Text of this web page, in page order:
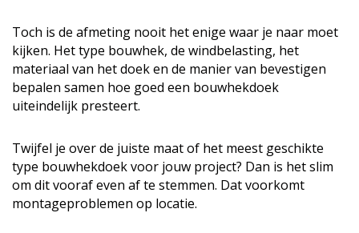
Toch is de afmeting nooit het enige waar je naar moet
kijken. Het type bouwhek, de windbelasting, het
materiaal van het doek en de manier van bevestigen
bepalen samen hoe goed een bouwhekdoek
uiteindelijk presteert.
Twijfel je over de juiste maat of het meest geschikte
type bouwhekdoek voor jouw project? Dan is het slim
om dit vooraf even af te stemmen. Dat voorkomt
montageproblemen op locatie.